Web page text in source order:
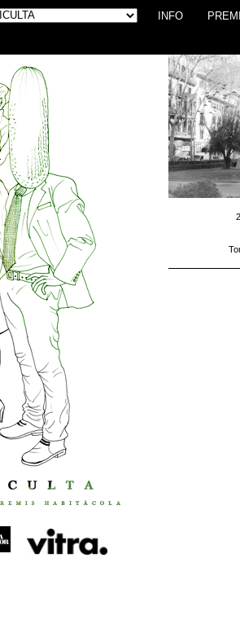
INFO